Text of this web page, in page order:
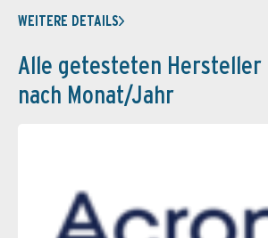
WEITERE DETAILS
Alle getesteten Hersteller
nach Monat/Jahr